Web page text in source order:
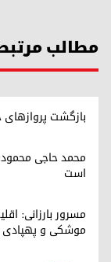
مطالب
بازگشت
محمد حاجی
است
موشکی و پهپادی